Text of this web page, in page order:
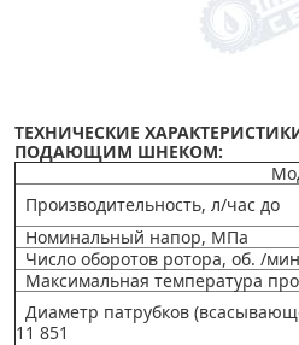
ТЕХНИЧЕСКИЕ
ПОДАЮЩИМ ШНЕКОМ:
Производительность, л/час до
Номинальный напор, МПа
Число оборотов ротора, об. /мин
Максимальная температура
Диаметр патрубков
11 851